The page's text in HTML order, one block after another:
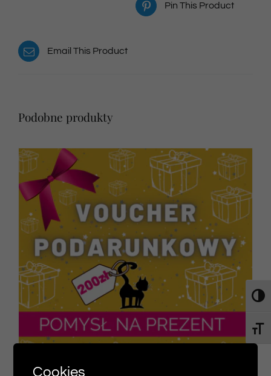
Pin This Product
Email This Product
Podobne produkty
Cookies